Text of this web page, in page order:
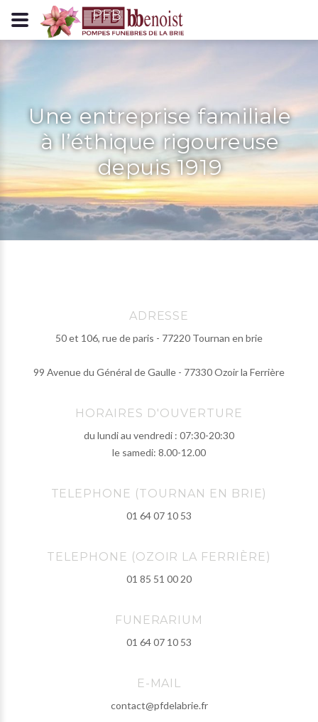
Panneau de gestion des cookies
Une entreprise familiale
à l’éthique rigoureuse
depuis 1919
ADRESSE
50 et 106, rue de paris - 77220 Tournan en brie
99 Avenue du Général de Gaulle - 77330 Ozoir la Ferrière
HORAIRES D'OUVERTURE
du lundi au vendredi : 07:30-20:30
le samedi: 8.00-12.00
TELEPHONE (TOURNAN EN BRIE)
01 64 07 10 53
TELEPHONE (OZOIR LA FERRIÈRE)
01 85 51 00 20
FUNERARIUM
01 64 07 10 53
E-MAIL
contact@pfdelabrie.fr